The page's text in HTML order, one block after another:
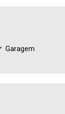
Garagem